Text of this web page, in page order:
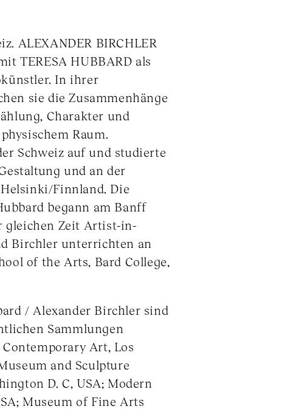
ALEXANDER BIRCHLER
TERESA HUBBARD als
In ihrer
sie die Zusammenhänge
Charakter und
Raum.
Schweiz auf und studierte
und an der
Finnland. Die
begann am Banff
gleichen Zeit Artist-in-
Birchler unterrichten an
of the Arts, Bard College,
/ Alexander Birchler sind
Sammlungen
Art, Los
and Sculpture
D. C, USA; Modern
Museum of Fine Arts